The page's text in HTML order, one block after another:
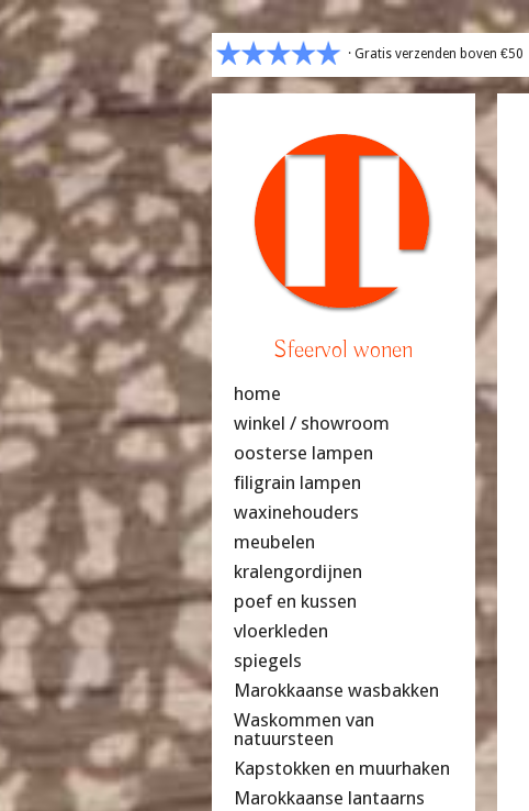
· Gratis verzenden boven €50
Sfeervol wonen
home
winkel / showroom
oosterse lampen
filigrain lampen
waxinehouders
meubelen
kralengordijnen
poef en kussen
vloerkleden
spiegels
Marokkaanse wasbakken
Waskommen van
natuursteen
Kapstokken en muurhaken
Marokkaanse lantaarns